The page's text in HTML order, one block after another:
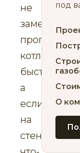
не
замерз,
котлом
быстро,
а
если
на
стену
под
О